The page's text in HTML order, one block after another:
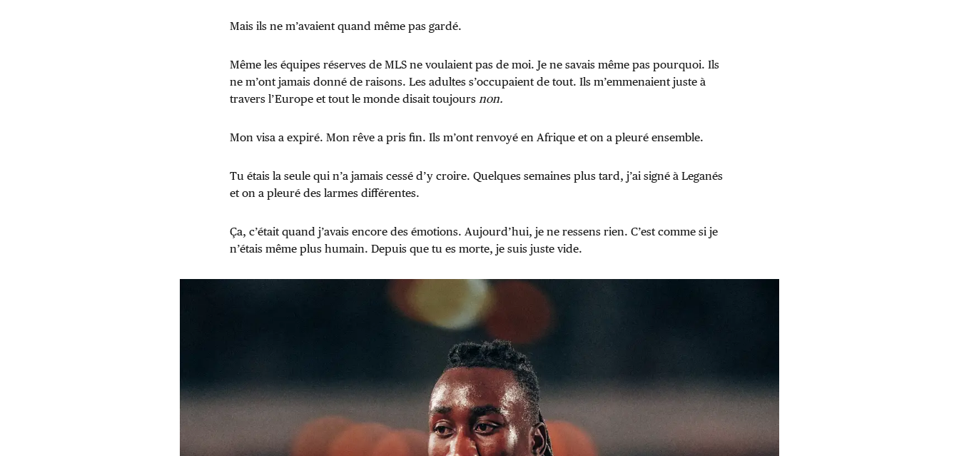
Mais ils ne m’avaient quand même pas gardé.
Même les équipes réserves de MLS ne voulaient pas de moi. Je ne savais même pas pourquoi. Ils
ne m’ont jamais donné de raisons. Les adultes s’occupaient de tout. Ils m’emmenaient juste à
travers l’Europe et tout le monde disait toujours non.
Mon visa a expiré. Mon rêve a pris fin. Ils m’ont renvoyé en Afrique et on a pleuré ensemble.
Tu étais la seule qui n’a jamais cessé d’y croire. Quelques semaines plus tard, j’ai signé à Leganés
et on a pleuré des larmes différentes.
Ça, c’était quand j’avais encore des émotions. Aujourd’hui, je ne ressens rien. C’est comme si je
n’étais même plus humain. Depuis que tu es morte, je suis juste vide.